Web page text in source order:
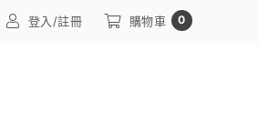
登入/註冊 購物車 0